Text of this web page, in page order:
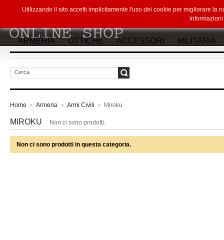
ARMERIA OTTICHE ACCESSORI MILITARIA
Home > Armeria > Armi Civili > Miroku
MIROKU Non ci sono prodotti.
Non ci sono prodotti in questa categoria.
Utilizzando il sito accetti implicitamente l'uso dei cookie per migliorare la
informazioni